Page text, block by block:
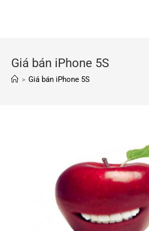
Giá bán iPhone 5S
> Giá bán iPhone 5S